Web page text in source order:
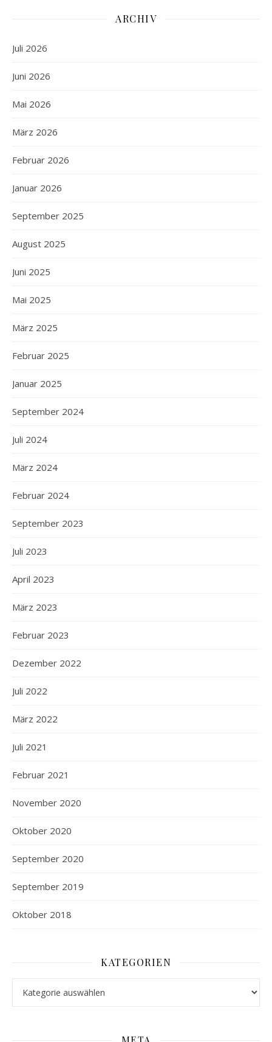
ARCHIV
Juli 2026
Juni 2026
Mai 2026
März 2026
Februar 2026
Januar 2026
September 2025
August 2025
Juni 2025
Mai 2025
März 2025
Februar 2025
Januar 2025
September 2024
Juli 2024
März 2024
Februar 2024
September 2023
Juli 2023
April 2023
März 2023
Februar 2023
Dezember 2022
Juli 2022
März 2022
Juli 2021
Februar 2021
November 2020
Oktober 2020
September 2020
September 2019
Oktober 2018
KATEGORIEN